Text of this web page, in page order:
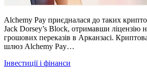
Alchemy Pay приєдналася до таких
Jack Dorsey’s Block, отримавши ліцензію
грошових переказів в Арканзасі.
шлюз Alchemy Pay…
Posted
Інвестиції і фінанси